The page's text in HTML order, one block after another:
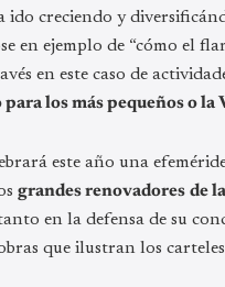
creciendo y
en ejemplo de “cómo el
en este caso de
los más pequeños o la
este año una
grandes renovadores de
en la defensa de su
que ilustran los